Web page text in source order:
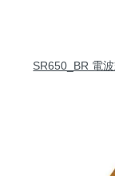
SR650_BR 電